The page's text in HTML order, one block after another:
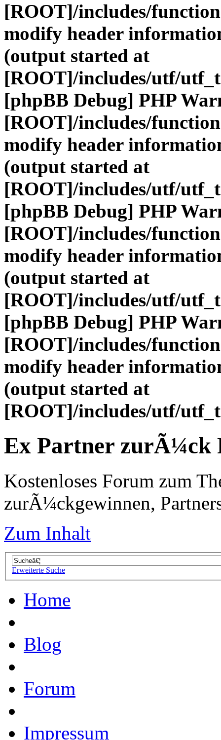
[ROOT]/includes/
modify header
(output started at
[ROOT]/includes/utf/
[phpBB Debug] PHP
[ROOT]/includes/
modify header
(output started at
[ROOT]/includes/utf/
[phpBB Debug] PHP
[ROOT]/includes/
modify header
(output started at
[ROOT]/includes/utf/
[phpBB Debug] PHP
[ROOT]/includes/
modify header
(output started at
[ROOT]/includes/utf/
Ex Partner zurÃ¼ck
Kostenloses Forum zum
zurÃ¼ckgewinnen,
Zum Inhalt
Erweiterte Suche
Home
Blog
Forum
Impressum